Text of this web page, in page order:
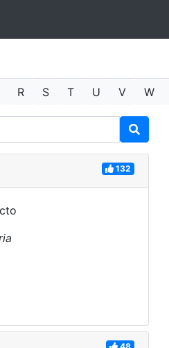
R S T U V W
132